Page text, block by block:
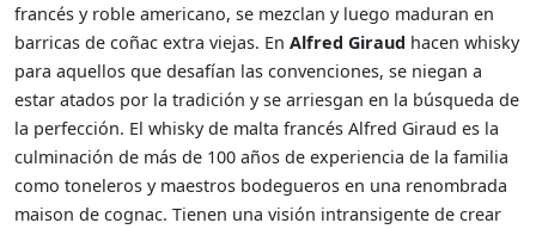
francés y roble americano, se mezclan y luego maduran en
barricas de coñac extra viejas. En Alfred Giraud hacen whisky
para aquellos que desafían las convenciones, se niegan a
estar atados por la tradición y se arriesgan en la búsqueda de
la perfección. El whisky de malta francés Alfred Giraud es la
culminación de más de 100 años de experiencia de la familia
como toneleros y maestros bodegueros en una renombrada
maison de cognac. Tienen una visión intransigente de crear